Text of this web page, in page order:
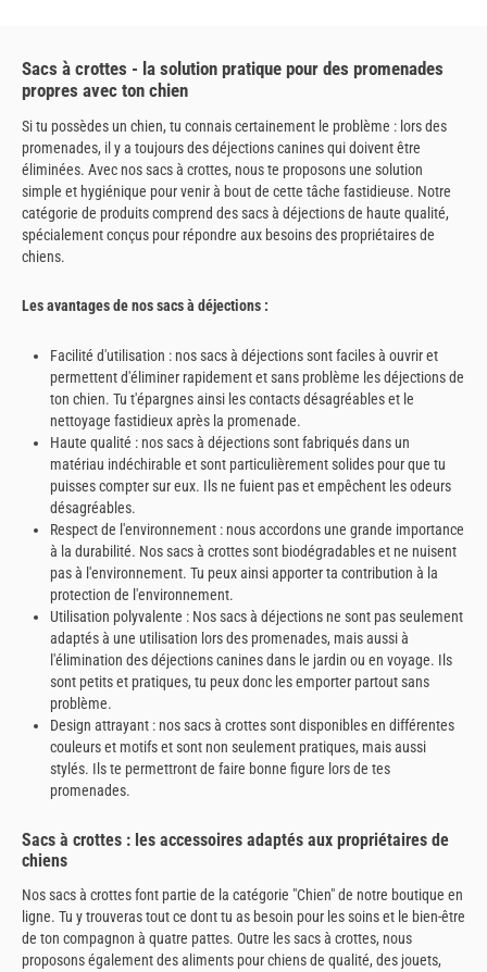
Sacs à crottes - la solution pratique pour des promenades
propres avec ton chien
Si tu possèdes un chien, tu connais certainement le problème : lors des
promenades, il y a toujours des déjections canines qui doivent être
éliminées. Avec nos sacs à crottes, nous te proposons une solution
simple et hygiénique pour venir à bout de cette tâche fastidieuse. Notre
catégorie de produits comprend des sacs à déjections de haute qualité,
spécialement conçus pour répondre aux besoins des propriétaires de
chiens.
Les avantages de nos sacs à déjections :
Facilité d'utilisation : nos sacs à déjections sont faciles à ouvrir et
permettent d'éliminer rapidement et sans problème les déjections de
ton chien. Tu t'épargnes ainsi les contacts désagréables et le
nettoyage fastidieux après la promenade.
Haute qualité : nos sacs à déjections sont fabriqués dans un
matériau indéchirable et sont particulièrement solides pour que tu
puisses compter sur eux. Ils ne fuient pas et empêchent les odeurs
désagréables.
Respect de l'environnement : nous accordons une grande importance
à la durabilité. Nos sacs à crottes sont biodégradables et ne nuisent
pas à l'environnement. Tu peux ainsi apporter ta contribution à la
protection de l'environnement.
Utilisation polyvalente : Nos sacs à déjections ne sont pas seulement
adaptés à une utilisation lors des promenades, mais aussi à
l'élimination des déjections canines dans le jardin ou en voyage. Ils
sont petits et pratiques, tu peux donc les emporter partout sans
problème.
Design attrayant : nos sacs à crottes sont disponibles en différentes
couleurs et motifs et sont non seulement pratiques, mais aussi
stylés. Ils te permettront de faire bonne figure lors de tes
promenades.
Sacs à crottes : les accessoires adaptés aux propriétaires de
chiens
Nos sacs à crottes font partie de la catégorie "Chien" de notre boutique en
ligne. Tu y trouveras tout ce dont tu as besoin pour les soins et le bien-être
de ton compagnon à quatre pattes. Outre les sacs à crottes, nous
proposons également des aliments pour chiens de qualité, des jouets,